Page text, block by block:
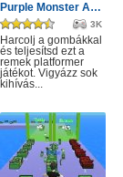
Purple Monster Adventure
3K
Harcolj a gombákkal
és teljesítsd ezt a
remek platformer
játékot. Vigyázz sok
kihívás...